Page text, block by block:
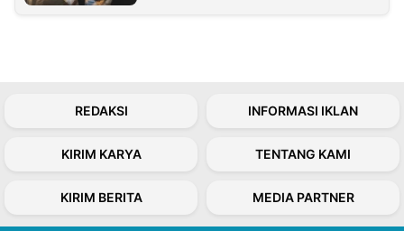
REDAKSI INFORMASI IKLAN
KIRIM KARYA TENTANG KAMI
KIRIM BERITA MEDIA PARTNER